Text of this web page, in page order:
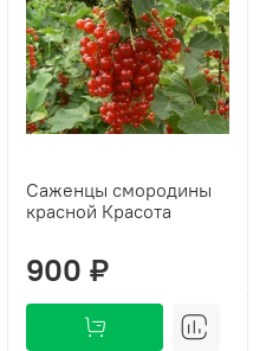
Саженцы смородины
красной Красота
900 ₽